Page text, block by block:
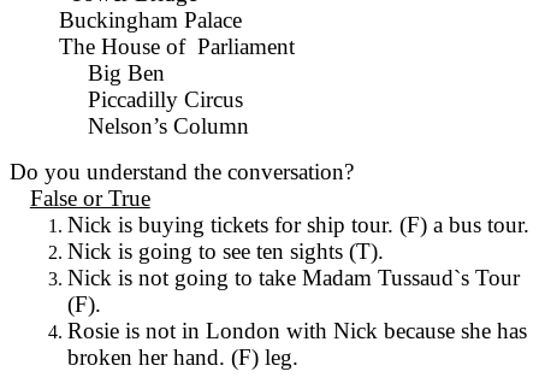
Buckingham Palace
The House of Parliament
Big Bеn
Piccadilly Circus
Nelson’s Column
Do you understand the conversation?
False or True
Nick is buying tickets for ship tour. (F) a bus tour.
Nick is going to see ten sights (T).
Nick is not going to take Madam Tussaud`s Tour
(F).
Rosie is not in London with Nick because she has
broken her hand. (F) leg.